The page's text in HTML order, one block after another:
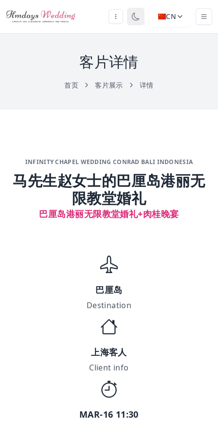
CN
客片详情
首页 客片展示 详情
INFINITY CHAPEL WEDDING CONRAD BALI INDONESIA
马先生赵女士的巴厘岛港丽无
限教堂婚礼
巴厘岛港丽无限教堂婚礼+肉桂晚宴
巴厘岛
Destination
上海客人
Client info
MAR-16 11:30